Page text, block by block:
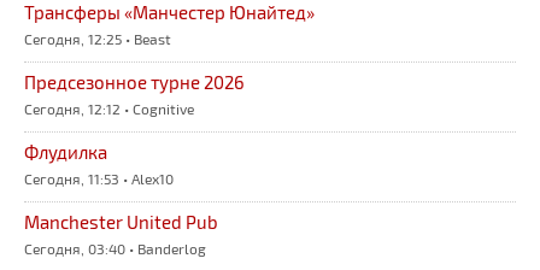
Трансферы «Манчестер Юнайтед»
Сегодня, 12:25 • Beast
Предсезонное турне 2026
Сегодня, 12:12 • Cognitive
Флудилка
Сегодня, 11:53 • Alex10
Manchester United Pub
Сегодня, 03:40 • Banderlog